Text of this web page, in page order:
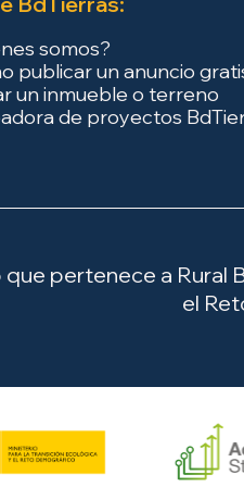
somos?
publicar un anuncio
un inmueble o terreno
de proyectos
pertenece a Rural
el